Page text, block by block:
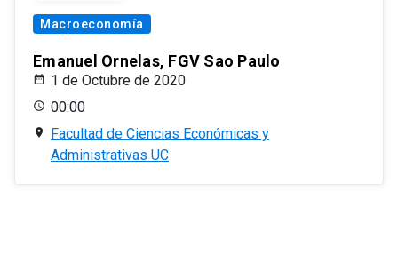
Macroeconomía
Emanuel Ornelas, FGV Sao Paulo
1 de Octubre de 2020
00:00
Facultad de Ciencias Económicas y
Administrativas UC